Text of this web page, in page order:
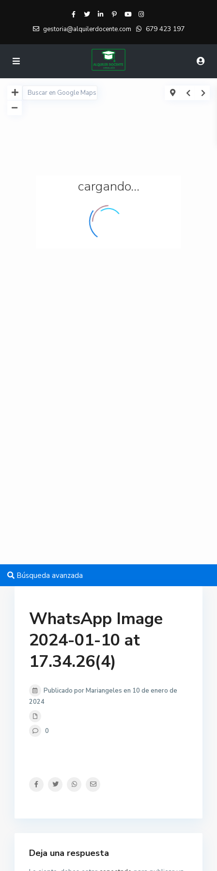
gestoria@alquilerdocente.com 679 423 197
cargando...
Búsqueda avanzada
WhatsApp Image
2024-01-10 at
17.34.26(4)
Publicado por Mariangeles en 10 de enero de
2024
0
Deja una respuesta